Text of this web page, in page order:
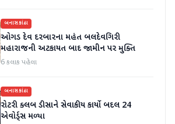
બનાસકાંઠા
ઓગડ દેવ દરબારના મહંત બલદેવગિરી
મહારાજની અટકાયત બાદ જામીન પર મુક્તિ
6 કલાક પહેલા
બનાસકાંઠા
રોટરી ક્લબ ડીસાને સેવાકીય કાર્યો બદલ 24
એવોર્ડ્સ મળ્યા